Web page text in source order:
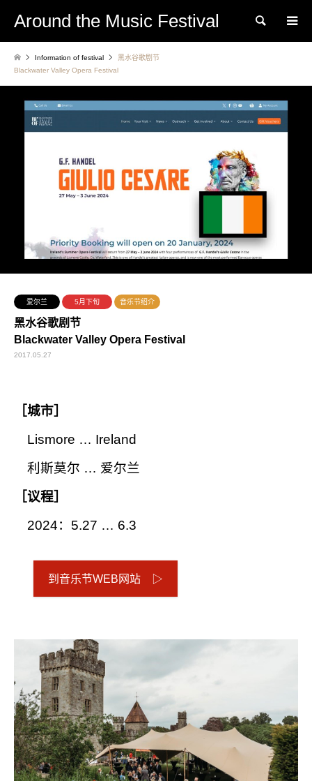
Around the Music Festival Search
Information of festival
黑水谷歌剧节
Blackwater Valley Opera Festival
爱尔兰 5月下旬 音乐节绍介
黑水谷歌剧节
Blackwater Valley Opera Festival
2017.05.27
［城市］
Lismore … Ireland
利斯莫尔 … 爱尔兰
［议程］
2024：5.27 … 6.3
到音乐节WEB网站 ▷